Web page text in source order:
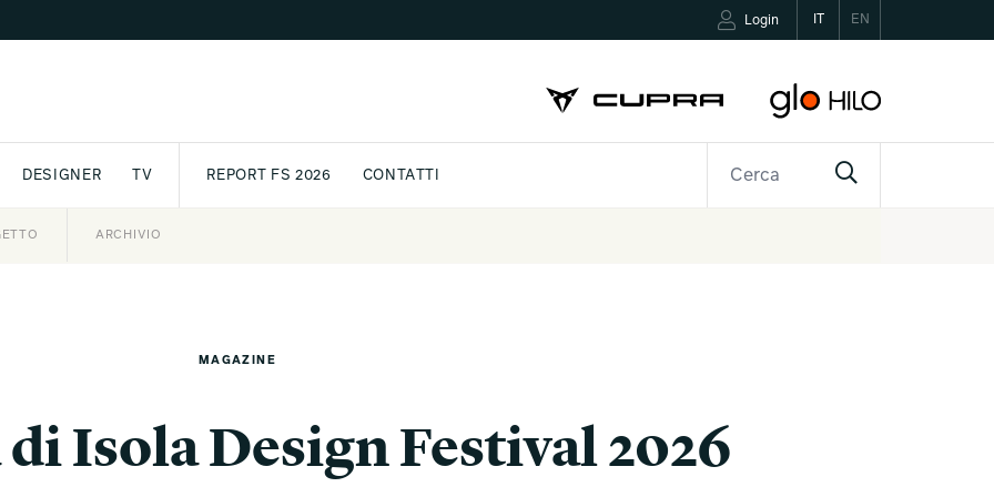
EN
Login
ARCHIVIO
AWARD
DESIGNER TV REPORT FS 2026 CONTATTI
MAGAZINE
Isola Design Festival 2026